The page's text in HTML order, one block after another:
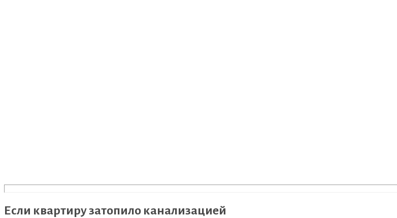
Если квартиру затопило канализацией